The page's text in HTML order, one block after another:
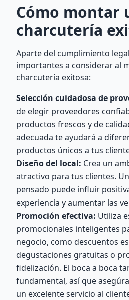
Cómo montar
charcutería
Aparte del cumplimiento
importantes a considerar al
charcutería exitosa:
Selección cuidadosa de
de elegir proveedores
productos frescos y de
adecuada te ayudará a
productos únicos a tus
Diseño del local: Crea un
atractivo para tus clientes.
pensado puede influir
experiencia y aumentar las
Promoción efectiva: Utiliza
promocionales inteligentes
negocio, como descuentos
degustaciones gratuitas o
fidelización. El boca a boca
fundamental, así que
un excelente servicio al